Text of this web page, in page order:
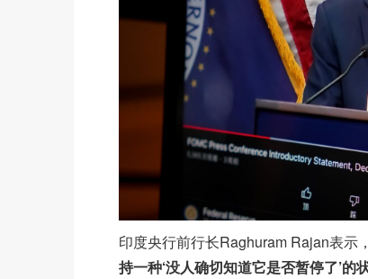
印度央行前行长Raghuram Rajan表示
持一种‘没人确切知道它是否暂停了’的